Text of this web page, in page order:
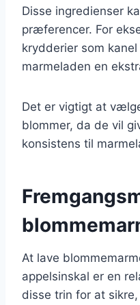
Disse ingredienser
præferencer. For
krydderier som
marmeladen en
Det er vigtigt at
blommer, da de vil
konsistens til
At lave
appelsinskal er en
disse trin for at